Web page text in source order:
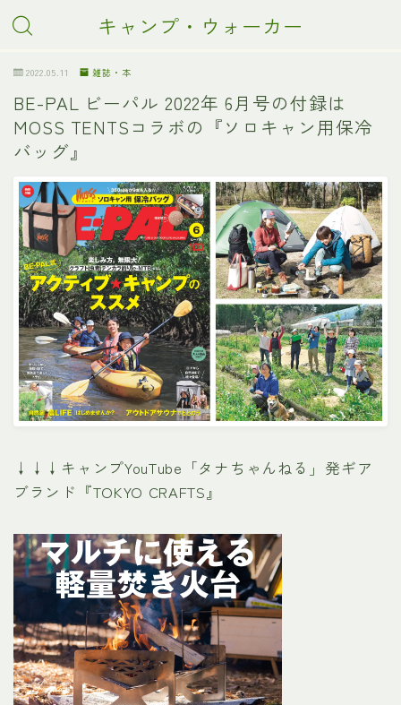
キャンプ・ウォーカー
2022.05.11 雑誌・本
BE-PAL ビーパル 2022年 6月号の付録は
MOSS TENTSコラボの『ソロキャン用保冷
バッグ』
↓↓↓キャンプYouTube「タナちゃんねる」発ギア
ブランド『TOKYO CRAFTS』